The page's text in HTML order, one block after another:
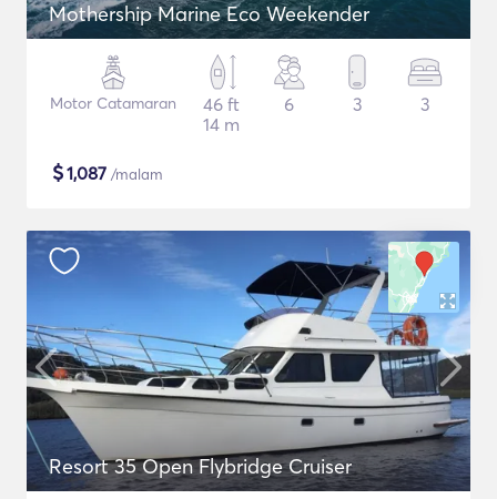
Mothership Marine Eco Weekender
Motor Catamaran
46 ft
14 m
6 3 3
$1,087 /malam
Resort 35 Open Flybridge Cruiser